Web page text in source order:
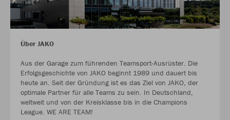
Über JAKO
Aus der Garage zum führenden Teamsport-Ausrüster. Die
Erfolgsgeschichte von JAKO beginnt 1989 und dauert bis
heute an. Seit der Gründung ist es das Ziel von JAKO, der
optimale Partner für alle Teams zu sein. In Deutschland,
weltweit und von der Kreisklasse bis in die Champions
League. WE ARE TEAM!